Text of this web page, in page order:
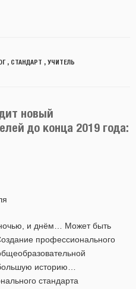
, СТАНДАРТ , УЧИТЕЛЬ
новый
до конца 2019 года:
и днём… Может быть
профессионального
историю…
стандарта